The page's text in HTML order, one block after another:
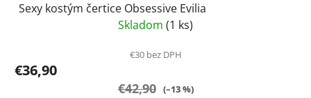
Sexy kostým čertice Obsessive Evilia
Skladom (1 ks)
€30 bez DPH
€36,90
€42,90 (–13 %)